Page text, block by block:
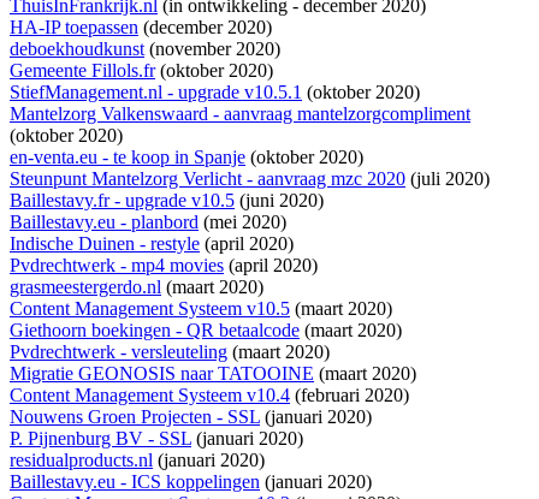
ThuisInFrankrijk.nl (in ontwikkeling - december 2020)
HA-IP toepassen (december 2020)
deboekhoudkunst(november 2020)
Gemeente Fillols.fr(oktober 2020)
StiefManagement.nl - upgrade v10.5.1 (oktober 2020)
Mantelzorg Valkenswaard - aanvraag mantelzorgcompliment
(oktober 2020)
en-venta.eu - te koop in Spanje (oktober 2020)
Steunpunt Mantelzorg Verlicht - aanvraag mzc 2020 (juli 2020)
Baillestavy.fr - upgrade v10.5 (juni 2020)
Baillestavy.eu - planbord (mei 2020)
Indische Duinen - restyle (april 2020)
Pvdrechtwerk - mp4 movies (april 2020)
grasmeestergerdo.nl (maart 2020)
Content Management Systeem v10.5 (maart 2020)
Giethoorn boekingen - QR betaalcode (maart 2020)
Pvdrechtwerk - versleuteling (maart 2020)
Migratie GEONOSIS naar TATOOINE (maart 2020)
Content Management Systeem v10.4 (februari 2020)
Nouwens Groen Projecten - SSL (januari 2020)
P. Pijnenburg BV - SSL (januari 2020)
residualproducts.nl (januari 2020)
Baillestavy.eu - ICS koppelingen (januari 2020)